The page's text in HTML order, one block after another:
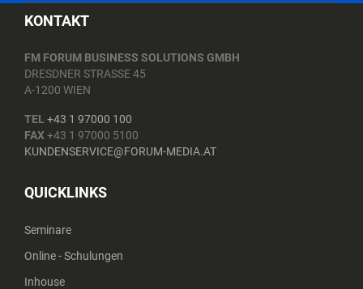
KONTAKT
FM FORUM BUSINESS SOLUTIONS GMBH
DRESDNER STRASSE 45
A-1200 WIEN
TEL +43 1 97000 100
FAX+43 1 97000 5100
KUNDENSERVICE@FORUM-MEDIA.AT
QUICKLINKS
Seminare
Online - Schulungen
Inhouse